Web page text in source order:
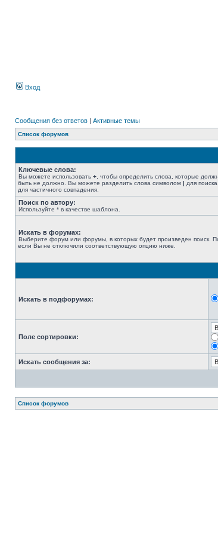
Вход
Сообщения без ответов | Активные темы
Список форумов
Ключевые слова:
Вы можете использовать + , чтобы определить слова, которые
быть не должно. Вы можете разделить слова символом | для
для частичного совпадения.
Поиск по автору:
Используйте * в качестве шаблона.
Искать в форумах:
Выберите форум или форумы, в которых будет произведен поиск.
если Вы не отключили соответствующую опцию ниже.
Искать в подфорумах:
Поле сортировки:
Искать сообщения за:
Список форумов